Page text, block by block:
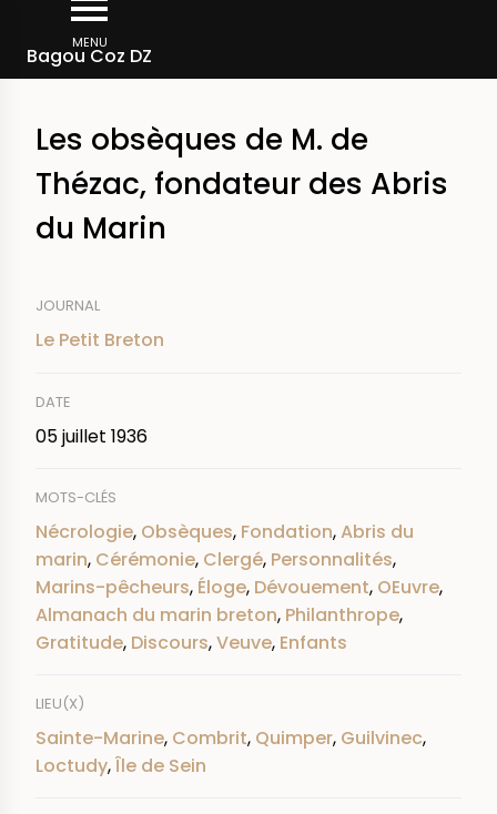
contenu
MENU
Bagou Coz DZ
d'Ariane
Rechercher dans la presse
Les obsèques de M. de
Thézac, fondateur des Abris
du Marin
JOURNAL
Le Petit Breton
DATE
05 juillet 1936
MOTS-CLÉS
Nécrologie, Obsèques, Fondation,Abris du
marin, Cérémonie, Clergé, Personnalités,
Marins-pêcheurs, Éloge, Dévouement, OEuvre,
Almanach du marin breton, Philanthrope,
Gratitude, Discours,Veuve, Enfants
LIEU(X)
Sainte-Marine, Combrit, Quimper, Guilvinec,
Loctudy,Île de Sein